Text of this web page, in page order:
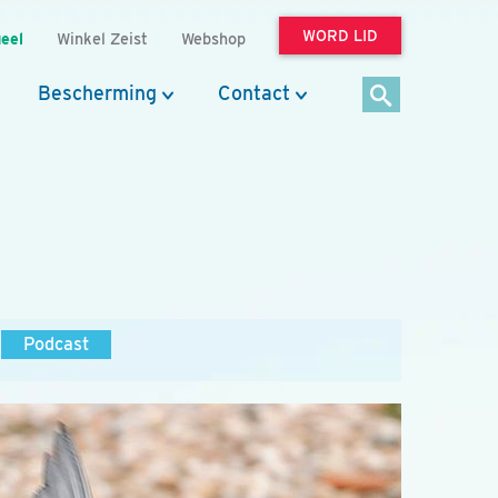
Winkel Zeist Webshop WORD LID
Bescherming Contact
Podcast